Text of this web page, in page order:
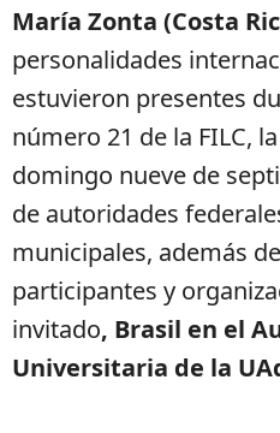
María Zonta (Costa
personalidades
estuvieron presentes
número 21 de la FILC,
domingo nueve de
de autoridades
municipales, además
participantes y
invitado, Brasil en el
Universitaria de la